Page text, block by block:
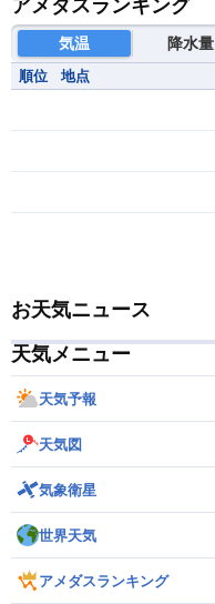
アメダスランキング
気温 降水量
順位 地点
お天気ニュース
天気メニュー
天気予報
天気図
気象衛星
世界天気
アメダスランキング